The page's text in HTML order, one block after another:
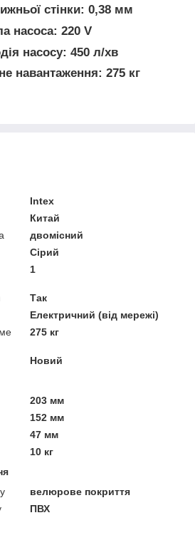
стінки: 0,38 мм
насоса: 220 V
насосу: 450 л/хв
навантаження: 275 кг
Intex
Китай
двомісний
Сірий
1
Так
Електричний (від мережі)
275 кг
Новий
203 мм
152 мм
47 мм
10 кг
велюрове покриття
ПВХ